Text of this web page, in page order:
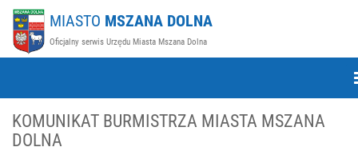
MIASTO MSZANA DOLNA
Oficjalny serwis Urzędu Miasta Mszana Dolna
KOMUNIKAT BURMISTRZA MIASTA MSZANA
DOLNA